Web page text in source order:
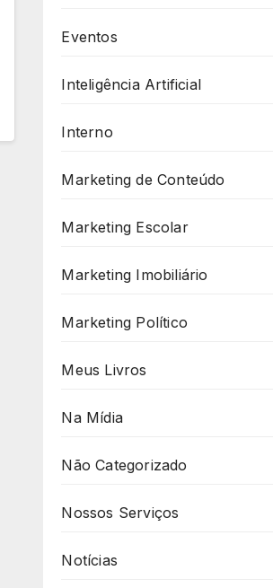
Eventos
Inteligência Artificial
Interno
Marketing de Conteúdo
Marketing Escolar
Marketing Imobiliário
Marketing Político
Meus Livros
Na Mídia
Não Categorizado
Nossos Serviços
Notícias